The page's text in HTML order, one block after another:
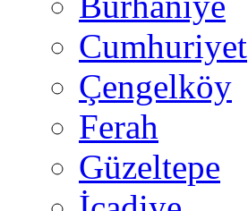
Cumhuriyet
Çengelköy
Ferah
Güzeltepe